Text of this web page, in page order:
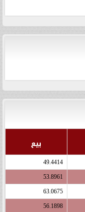
بيع
49.4414
53.8961
63.0675
56.1898